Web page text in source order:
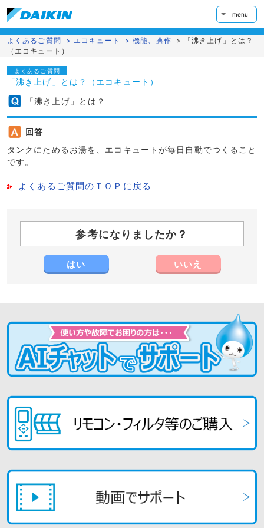
menu
よくあるご質問 > エコキュート > 機能、操作 >
「沸き上げ」とは？
（エコキュート）
よくあるご質問
「沸き上げ」とは？（エコキュート）
「沸き上げ」とは？
回答
タンクにためるお湯を、エコキュートが毎日自動でつくること
です。
よくあるご質問のＴＯＰに戻る
参考になりましたか？
はい いいえ